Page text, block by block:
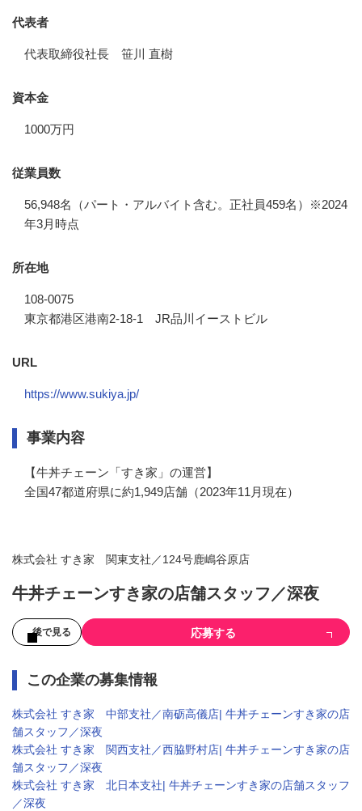
代表者
代表取締役社長 笹川 直樹
資本金
1000万円
従業員数
56,948名（パート・アルバイト含む。正社員459名）※2024
年3月時点
所在地
108-0075
東京都港区港南2-18-1 JR品川イーストビル
URL
https://www.sukiya.jp/
事業内容
【牛丼チェーン「すき家」の運営】
全国47都道府県に約1,949店舗（2023年11月現在）
株式会社 すき家 関東支社／124号鹿嶋谷原店
牛丼チェーンすき家の店舗スタッフ／深夜
後で見る 応募する
この企業の募集情報
株式会社 すき家 中部支社／南砺高儀店| 牛丼チェーンすき家の店
舗スタッフ／深夜
株式会社 すき家 関西支社／西脇野村店| 牛丼チェーンすき家の店
舗スタッフ／深夜
株式会社 すき家 北日本支社| 牛丼チェーンすき家の店舗スタッフ
／深夜